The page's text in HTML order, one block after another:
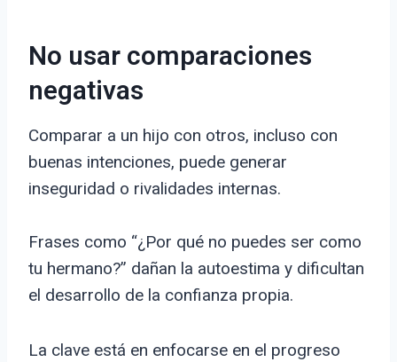
No usar comparaciones
negativas
Comparar a un hijo con otros, incluso con
buenas intenciones, puede generar
inseguridad o rivalidades internas.
Frases como “¿Por qué no puedes ser como
tu hermano?” dañan la autoestima y dificultan
el desarrollo de la confianza propia.
La clave está en enfocarse en el progreso